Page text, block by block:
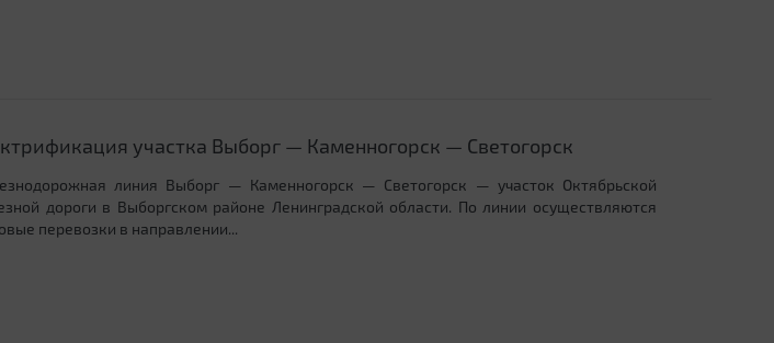
участка Выборг — Каменногорск — Светогорск
линия Выборг — Каменногорск — Светогорск — участок Октябрьской
дороги в Выборгском районе Ленинградской области. По линии осуществляются
перевозки в направлении...